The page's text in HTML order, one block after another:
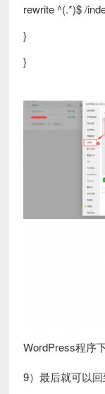
rewrite ^(.*)$ /
}
}
WordPress程序
9）最后就可以